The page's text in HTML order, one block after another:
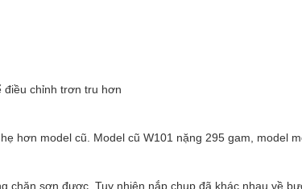
điều chỉnh trơn tru hơn
hơn model cũ. Model cũ W101 nặng 295 gam, model
chặn sơn được. Tuy nhiên nắp chụp đã khác nhau về